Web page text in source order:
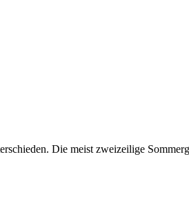
Die meist zweizeilige